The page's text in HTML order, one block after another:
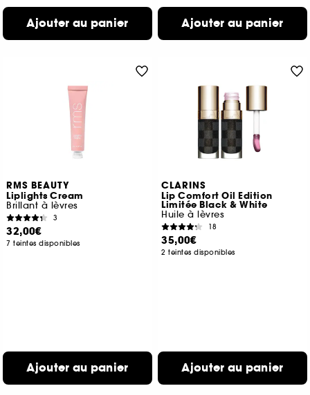
Ajouter au panier Ajouter au panier
RMS BEAUTY
Liplights Cream
Brillant à lèvres
3
32,00€
7 teintes disponibles
Ajouter au panier
CLARINS
Lip Comfort Oil Edition
Limitée Black & White
Huile à lèvres
18
35,00€
2 teintes disponibles
Ajouter au panier